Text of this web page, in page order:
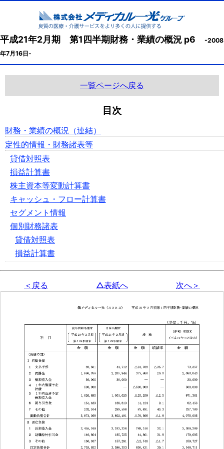
平成21年2月期 第1四半期財務・業績の概況 p6
-2008
年7月16日-
一覧ページへ戻る
目次
財務・業績の概況（連結）
定性的情報・財務諸表等
貸借対照表
損益計算書
株主資本等変動計算書
キャッシュ・フロー計算書
セグメント情報
個別財務諸表
貸借対照表
損益計算書
＜戻る △表紙へ 次へ＞